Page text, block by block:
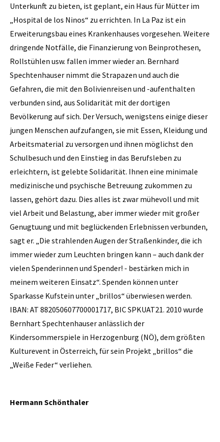
Unterkunft zu bieten, ist geplant, ein Haus für Mütter im
„Hospital de los Ninos“ zu errichten. In La Paz ist ein
Erweiterungsbau eines Krankenhauses vorgesehen. Weitere
dringende Notfälle, die Finanzierung von Beinprothesen,
Rollstühlen usw. fallen immer wieder an. Bernhard
Spechtenhauser nimmt die Strapazen und auch die
Gefahren, die mit den Bolivienreisen und -aufenthalten
verbunden sind, aus Solidarität mit der dortigen
Bevölkerung auf sich. Der Versuch, wenigstens einige dieser
jungen Menschen aufzufangen, sie mit Essen, Kleidung und
Arbeitsmaterial zu versorgen und ihnen möglichst den
Schulbesuch und den Einstieg in das Berufsleben zu
erleichtern, ist gelebte Solidarität. Ihnen eine minimale
medizinische und psychische Betreuung zukommen zu
lassen, gehört dazu. Dies alles ist zwar mühevoll und mit
viel Arbeit und Belastung, aber immer wieder mit großer
Genugtuung und mit be­glückenden Erlebnissen verbunden,
sagt er. „Die strahlenden Augen der Straßenkinder, die ich
immer wieder zum Leuchten bringen kann – auch dank der
vielen Spenderinnen und Spender! - bestärken mich in
meinem weiteren Einsatz“. Spenden können unter
Sparkasse Kufstein unter „brillos“ überwiesen werden.
IBAN: AT 882050607700001717, BIC SPKUAT21. 2010 wurde
Bernhart Spechtenhauser anlässlich der
Kindersommerspiele in Herzogenburg (NÖ), dem größten
Kulturevent in Österreich, für sein Projekt „brillos“ die
„Weiße Feder“ verliehen.
Hermann Schönthaler